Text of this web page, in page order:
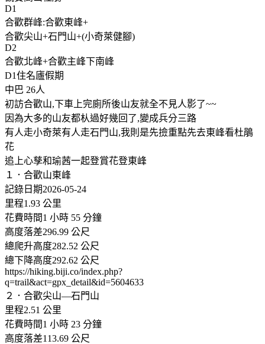
D1
合歡群峰:合歡東峰+
合歡尖山+石門山+(小奇萊健腳)
D2
合歡北峰+合歡主峰下南峰
D1住名廬假期
中巴 26人
初訪合歡山,下車上完廁所後山友就全不見人影了~~
因為大多的山友都朲過好幾回了,變成兵分三路
有人走小奇萊有人走石門山,我則是先撿重點先去東峰看杜鵑
花
追上心孳和瑜茜一起登賞花登東峰
１．合歡山東峰
記錄日期2026-05-24
里程1.93 公里
花費時間1 小時 55 分鐘
高度落差296.99 公尺
總爬升高度282.52 公尺
總下降高度292.62 公尺
https://hiking.biji.co/index.php?
q=trail&act=gpx_detail&id=5604633
２．合歡尖山—石門山
里程2.51 公里
花費時間1 小時 23 分鐘
高度落差113.69 公尺